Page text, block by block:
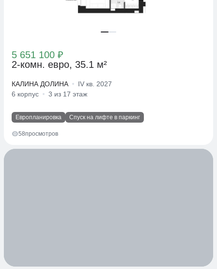
5 651 100 ₽
2-комн. евро, 35.1 м²
КАЛИНА ДОЛИНА
IV кв. 2027
6 корпус
3 из 17 этаж
Европланировка Спуск на лифте в паркинг
58просмотров